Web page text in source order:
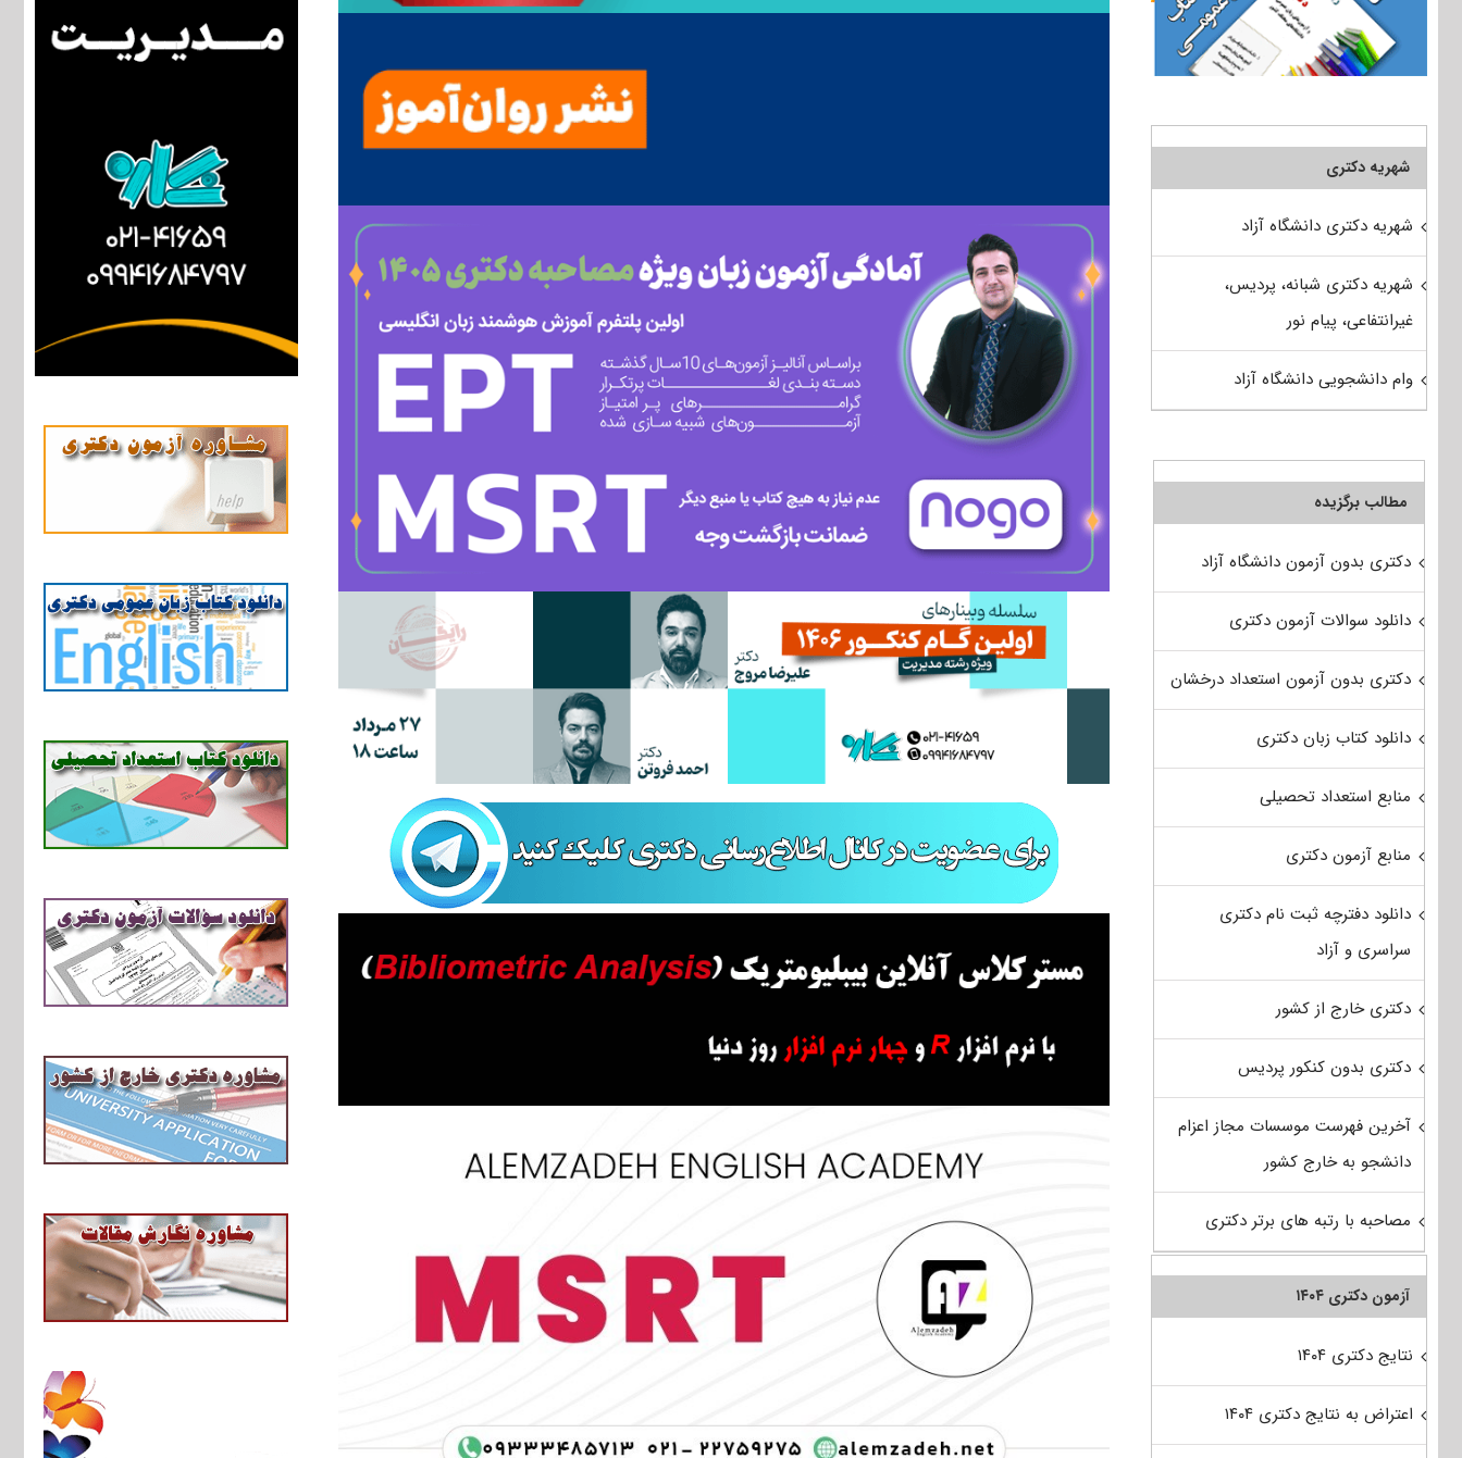
شهریه دکتری
شهریه دکتری دانشگاه آزاد
شهریه دکتری شبانه، پردیس،
غیرانتفاعی، پیام نور
وام دانشجویی دانشگاه آزاد
مطالب برگزیده
دکتری بدون آزمون دانشگاه آزاد
دانلود سوالات آزمون دکتری
دکتری بدون آزمون استعداد درخشان
دانلود کتاب زبان دکتری
منابع استعداد تحصیلی
منابع آزمون دکتری
دانلود دفترچه ثبت نام دکتری
سراسری و آزاد
دکتری خارج از کشور
دکتری بدون کنکور پردیس
آخرین فهرست موسسات مجاز اعزام
دانشجو به خارج کشور
مصاحبه با رتبه های برتر دکتری
آزمون دکتری ۱۴۰۴
نتایج دکتری ۱۴۰۴
اعتراض به نتایج دکتری ۱۴۰۴